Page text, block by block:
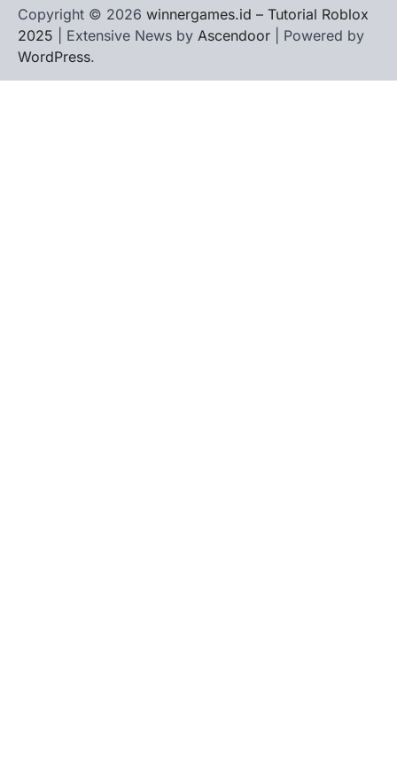
Copyright © 2026 winnergames.id – Tutorial Roblox
2025 | Extensive News by Ascendoor | Powered by
WordPress.